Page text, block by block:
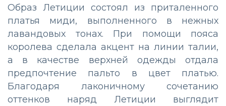
Образ Летиции состоял из приталенного
платья миди, выполненного в нежных
лавандовых тонах. При помощи пояса
королева сделала акцент на линии талии,
а в качестве верхней одежды отдала
предпочтение пальто в цвет платью.
Благодаря лаконичному сочетанию
оттенков наряд Летиции выглядит